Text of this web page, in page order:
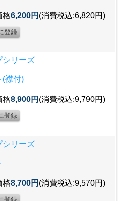
格6,200円 (消費税込:6,820円)
シリーズ
(襟付)
格8,900円 (消費税込:9,790円)
シリーズ
格8,700円 (消費税込:9,570円)